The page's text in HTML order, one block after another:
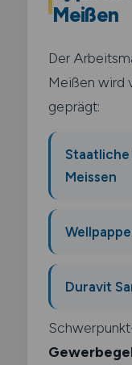
Meißen
Der
Meißen wird
geprägt:
Meissen
Duravit